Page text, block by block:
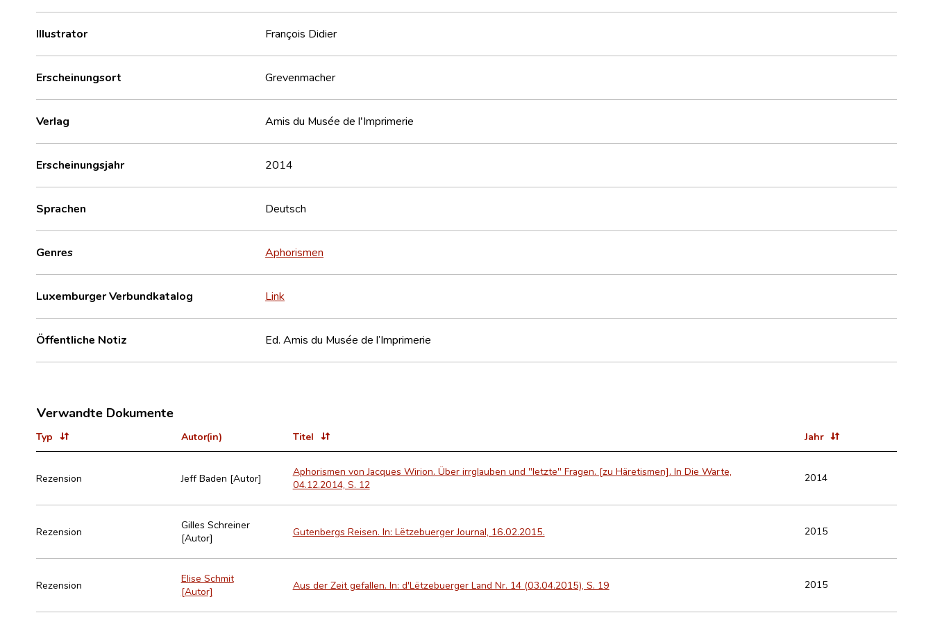
Illustrator François Didier
Erscheinungsort Grevenmacher
Verlag Amis du Musée de l'Imprimerie
Erscheinungsjahr 2014
Sprachen Deutsch
Genres Aphorismen
Luxemburger Verbundkatalog Link
Öffentliche Notiz Ed. Amis du Musée de l’Imprimerie
Verwandte Dokumente
Typ Autor(in) Titel Jahr
Rezension Jeff Baden [Autor]
Aphorismen von Jacques Wirion. Über irrglauben und "letzte" Fragen. [zu Häretismen]. In Die Warte,
04.12.2014, S. 12
2014
Rezension
Gilles Schreiner
[Autor]
Gutenbergs Reisen. In: Lëtzebuerger Journal, 16.02.2015. 2015
Rezension
Elise Schmit
[Autor]
Aus der Zeit gefallen. In: d'Lëtzebuerger Land Nr. 14 (03.04.2015), S. 19 2015